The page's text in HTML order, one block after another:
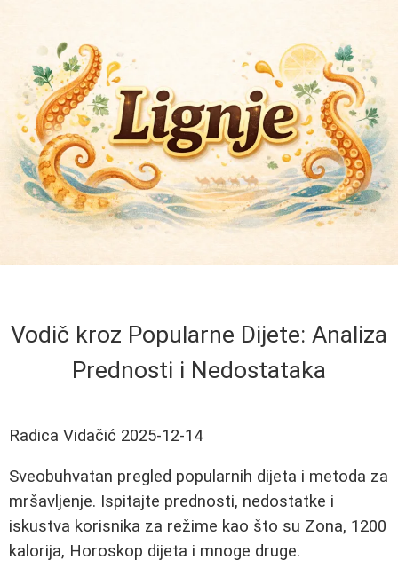
Vodič kroz Popularne Dijete: Analiza
Prednosti i Nedostataka
Radica Vidačić 2025-12-14
Sveobuhvatan pregled popularnih dijeta i metoda za
mršavljenje. Ispitajte prednosti, nedostatke i
iskustva korisnika za režime kao što su Zona, 1200
kalorija, Horoskop dijeta i mnoge druge.